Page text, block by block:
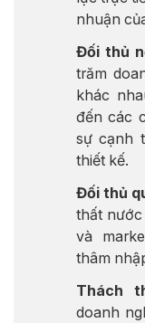
nhuận
Đối thủ
trăm
khác
đến các
sự cạnh
thiết kế.
Đối thủ
thất nước
và
thâm
Thách
doanh